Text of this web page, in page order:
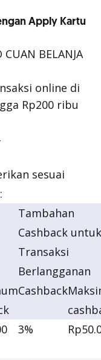
Apply Kartu
BELANJA
online di
Rp200 ribu
sesuai
Tambahan
Cashback untuk
Transaksi
Berlangganan
Cashback
3%